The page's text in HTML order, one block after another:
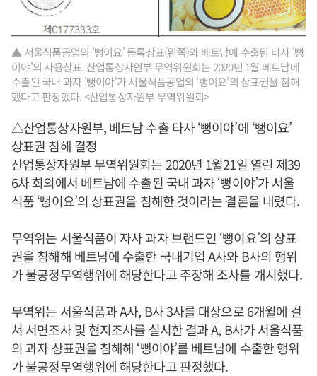
▲ 서울식품공업의 '뻥이요' 등록상표(왼쪽)와 베트남에 수출된 타사 '뻥
이야'의 사용상표. 산업통상자원부 무역위원회는 2020년 1월 베트남에
수출된 국내 과자 '뻥이야'가 서울식품공업의 '뻥이요'의 상표권을 침해
했다고 판정했다. <산업통상자원부 무역위원회>
△산업통상자원부, 베트남 수출 타사 ‘뻥이야’에 ‘뻥이요’
상표권 침해 결정
산업통상자원부 무역위원회는 2020년 1월21일 열린 제39
6차 회의에서 베트남에 수출된 국내 과자 ‘뻥이야’가 서울
식품 ‘뻥이요’의 상표권을 침해한 것이라는 결론을 내렸다.
무역위는 서울식품이 자사 과자 브랜드인 ‘뻥이요’의 상표
권을 침해해 베트남에 수출한 국내기업 A사와 B사의 행위
가 불공정무역행위에 해당한다고 주장해 조사를 개시했다.
무역위는 서울식품과 A사, B사 3사를 대상으로 6개월에 걸
쳐 서면조사 및 현지조사를 실시한 결과 A, B사가 서울식품
의 과자 상표권을 침해해 ‘뻥이야’를 베트남에 수출한 행위
가 불공정무역행위에 해당한다고 판정했다.